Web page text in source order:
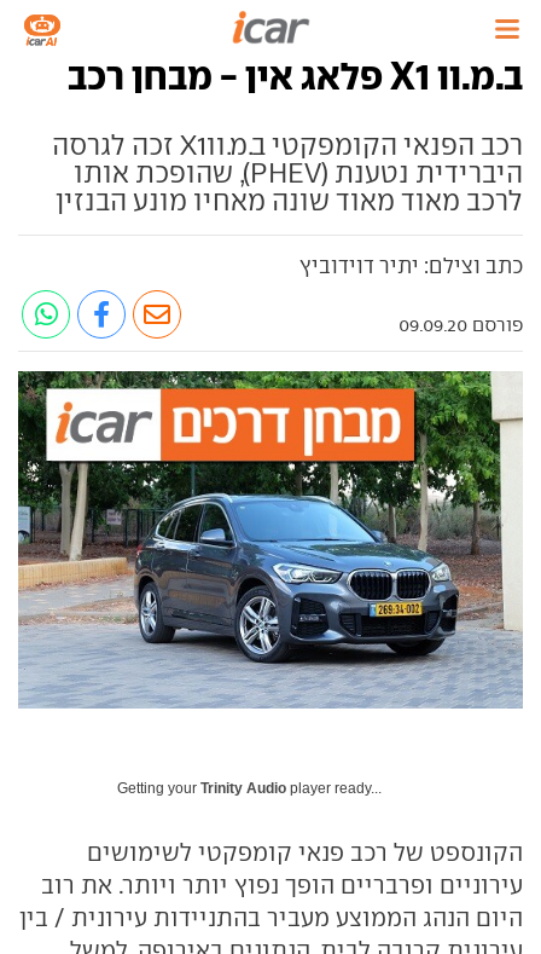
ב.מ.וו X1 פלאג אין - מבחן רכב
רכב הפנאי הקומפקטי ב.מ.ווX1 זכה לגרסה
היברידית נטענת (PHEV), שהופכת אותו
לרכב מאוד מאוד שונה מאחיו מונע הבנזין
כתב וצילם: יתיר דוידוביץ
פורסם 09.09.20
Getting your Trinity Audio player ready...
הקונספט של רכב פנאי קומפקטי לשימושים
עירוניים ופרבריים הופך נפוץ יותר ויותר. את רוב
היום הנהג הממוצע מעביר בהתניידות עירונית / בין